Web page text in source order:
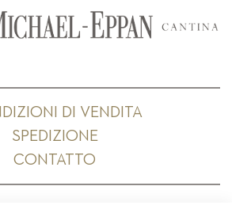
DI VENDITA
SPEDIZIONE
CONTATTO